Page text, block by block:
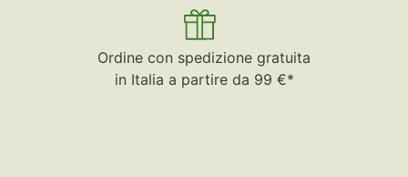
Ordine con spedizione gratuita
in Italia a partire da 99 €*